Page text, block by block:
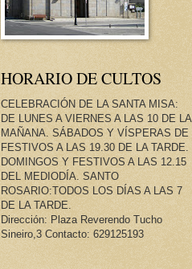
HORARIO DE CULTOS
CELEBRACIÓN DE LA SANTA MISA:
DE LUNES A VIERNES A LAS 10 DE LA
MAÑANA. SÁBADOS Y VÍSPERAS DE
FESTIVOS A LAS 19.30 DE LA TARDE.
DOMINGOS Y FESTIVOS A LAS 12.15
DEL MEDIODÍA. SANTO
ROSARIO:TODOS LOS DÍAS A LAS 7
DE LA TARDE.
Dirección: Plaza Reverendo Tucho
Sineiro,3 Contacto: 629125193